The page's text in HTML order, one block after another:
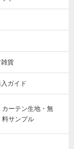
貨
ガイド
カーテン生地・無
料サンプル